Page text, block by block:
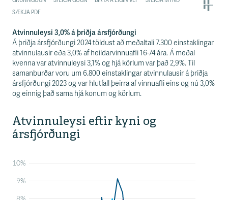
Atvinnuleysi 3,0% á þriðja ársfjórðungi
Á þriðja ársfjórðungi 2024 töldust að meðaltali 7.300 einstaklingar
atvinnulausir eða 3,0% af heildarvinnuafli 16-74 ára. Á meðal
kvenna var atvinnuleysi 3,1% og hjá körlum var það 2,9%. Til
samanburðar voru um 6.800 einstaklingar atvinnulausir á þriðja
ársfjórðungi 2023 og var hlutfall þeirra af vinnuafli eins og nú 3,0%
og einnig það sama hjá konum og körlum.